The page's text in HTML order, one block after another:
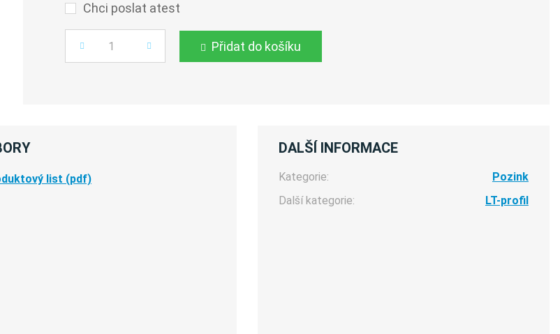
Chci poslat atest
Počet Přidat do košíku
list (pdf)
DALŠÍ INFORMACE
Kategorie:
Pozink
Další kategorie:
LT-profil